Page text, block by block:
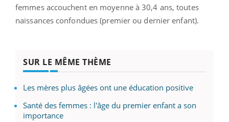
femmes accouchent en moyenne à 30,4 ans, toutes
naissances confondues (premier ou dernier enfant).
SUR LE MÊME THÈME
Les mères plus âgées ont une éducation positive
Santé des femmes : l'âge du premier enfant a son
importance